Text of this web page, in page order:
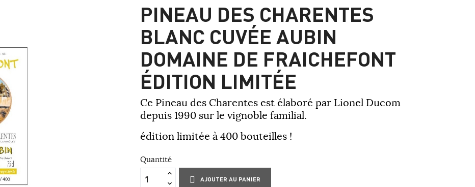
PINEAU DES CHARENTES
BLANC CUVÉE AUBIN
DOMAINE DE FRAICHEFONT
ÉDITION LIMITÉE
Ce Pineau des Charentes est élaboré par Lionel Ducom
depuis 1990 sur le vignoble familial.
édition limitée à 400 bouteilles !
Quantité
AJOUTER AU PANIER